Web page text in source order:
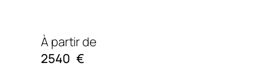
À partir de
2540 €